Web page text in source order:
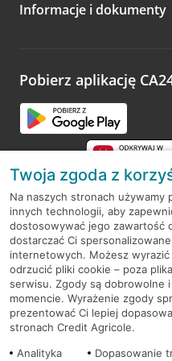
Zachęcamy do podzielenia
opinie.
Informacje i dokumenty
Pobierz aplikację
RODO
Regulamin serwisu
Mapa serwisu
PolitykaCookies
Twoja zgoda z
Na naszych stronach
innych technologii, aby
dostosowywać jego zawartość
dostarczać Ci
internetowych. Możesz
odrzucić pliki cookie – poza
serwisu. Zgody są dobrowolne
momencie. Wyrażenie zgody
prezentować Ci lepiej
stronach Credit Agricole.
Analityka
Dopasowanie